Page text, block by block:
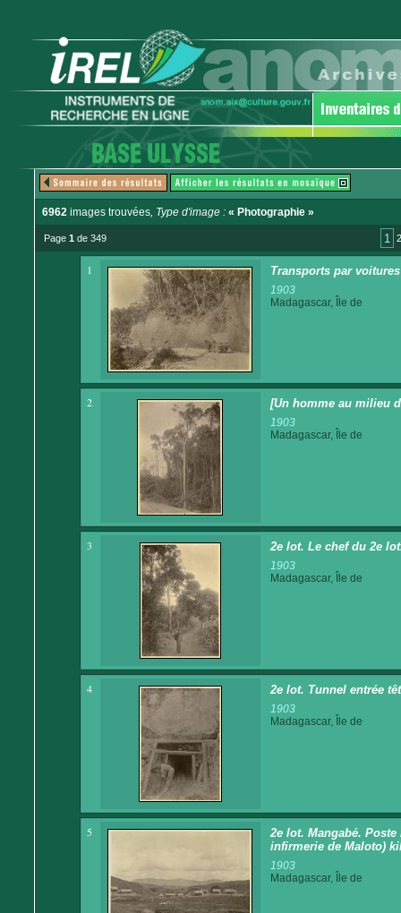
6962 images trouvées, Type d'image : « Photographie »
Page 1 de 349 1 2
1 Transports par
1903
Madagascar, Île de
2 [Un homme au milieu
1903
Madagascar, Île de
3 2e lot. Le chef du 2e
1903
Madagascar, Île de
4 2e lot. Tunnel entrée
1903
Madagascar, Île de
5
2e lot. Mangabé.
infirmerie de Maloto)
1903
Madagascar, Île de